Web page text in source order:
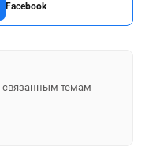
Facebook
связанным темам